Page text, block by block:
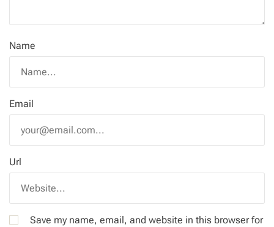
Name
Email
Url
Save my name, email, and website in this browser for